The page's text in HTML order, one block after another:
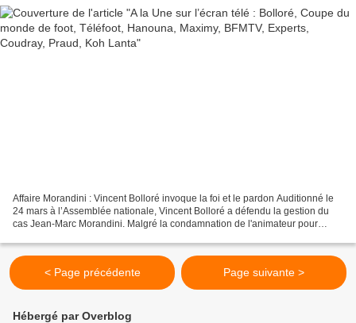
Affaire Morandini : Vincent Bolloré invoque la foi et le pardon Auditionné le
24 mars à l’Assemblée nationale, Vincent Bolloré a défendu la gestion du
cas Jean-Marc Morandini. Malgré la condamnation de l'animateur pour
< Page précédente Page suivante >
Hébergé par Overblog